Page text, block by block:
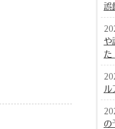
誤
や
た
ル
の